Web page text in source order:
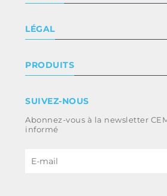
Société
Certificat
Nous rejoindre
LÉGAL
Termes et conditions
Whistleblowing
Code d’éthique et politique anti-
du groupe
PRODUITS
Énergie
B2B Disclaimer
SUIVEZ-NOUS
Abonnez-vous à la newsletter
informé